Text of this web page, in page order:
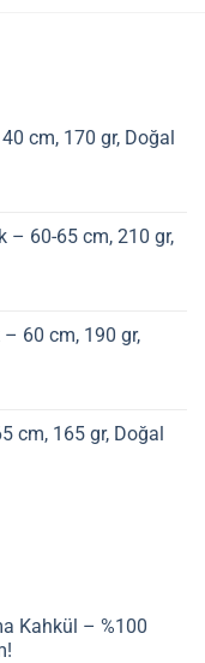
cm, 170 gr, Doğal
– 60-65 cm, 210 gr,
– 60 cm, 190 gr,
cm, 165 gr, Doğal
Kahkül – %100